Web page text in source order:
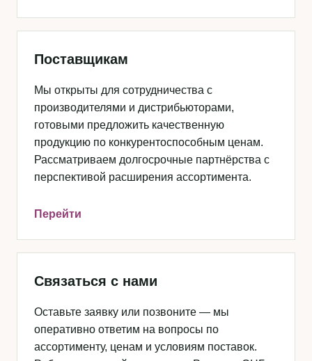
Поставщикам
Мы открыты для сотрудничества с
производителями и дистрибьюторами,
готовыми предложить качественную
продукцию по конкурентоспособным ценам.
Рассматриваем долгосрочные партнёрства с
перспективой расширения ассортимента.
Перейти
Связаться с нами
Оставьте заявку или позвоните — мы
оперативно ответим на вопросы по
ассортименту, ценам и условиям поставок.